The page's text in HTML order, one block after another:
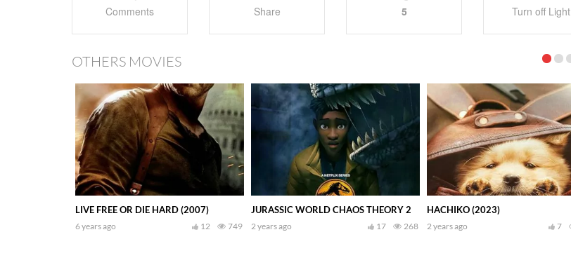
Comments Share 5 Turn off Light
OTHERS MOVIES
LIVE FREE OR DIE HARD (2007)
6 years ago 749
12
JURASSIC WORLD CHAOS THEORY 2
2 years ago 268
17
HACHIKO (2023)
2 years ago 7